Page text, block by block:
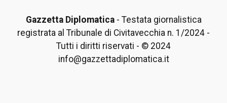
Gazzetta Diplomatica- Testata giornalistica
registrata al Tribunale di Civitavecchia n. 1/2024 -
Tutti i diritti riservati - © 2024
info@gazzettadiplomatica.it